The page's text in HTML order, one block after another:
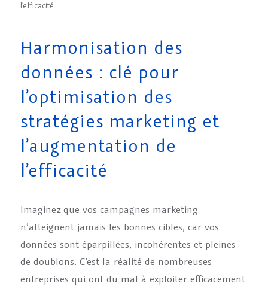
l’efficacité
Harmonisation des
données : clé pour
l’optimisation des
stratégies marketing et
l’augmentation de
l’efficacité
Imaginez que vos campagnes marketing
n’atteignent jamais les bonnes cibles, car vos
données sont éparpillées, incohérentes et pleines
de doublons. C’est la réalité de nombreuses
entreprises qui ont du mal à exploiter efficacement